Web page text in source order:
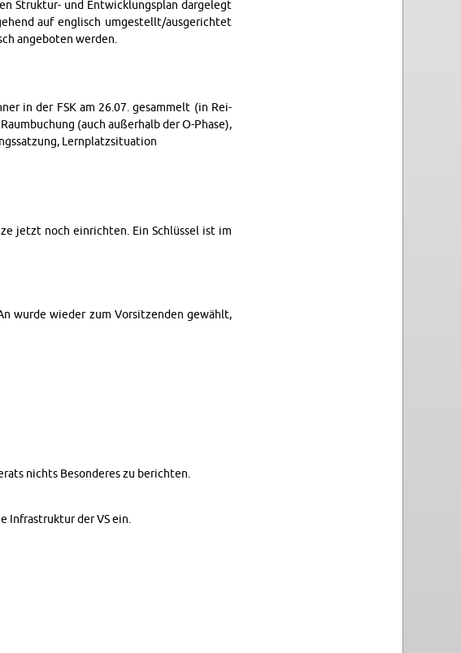
Struk­tur- und En­twick­lungs­plan dargelegt
auf en­glisch umgestellt/aus­gerichtet
ange­boten wer­den.
in der FSK am 26.07. gesam­melt (in Rei­
(auch außer­halb der O-Phase),
Lern­platzsi­t­u­a­tion
jetzt noch ein­richten. Ein Schlüssel ist im
wurde wieder zum Vor­sitzen­den gewählt,
nichts Beson­deres zu berichten.
In­fra­struk­tur der VS ein.